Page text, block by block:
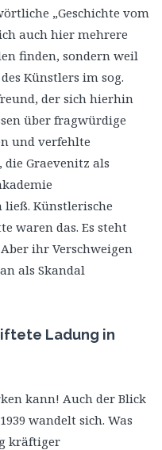
„Geschichte vom
auch hier mehrere
finden, sondern weil
Künstlers im sog.
der sich hierhin
über fragwürdige
und verfehlte
Graevenitz als
Künstlerische
waren das. Es steht
ihr Verschweigen
als Skandal
Ladung in
kann! Auch der Blick
wandelt sich. Was
kräftiger